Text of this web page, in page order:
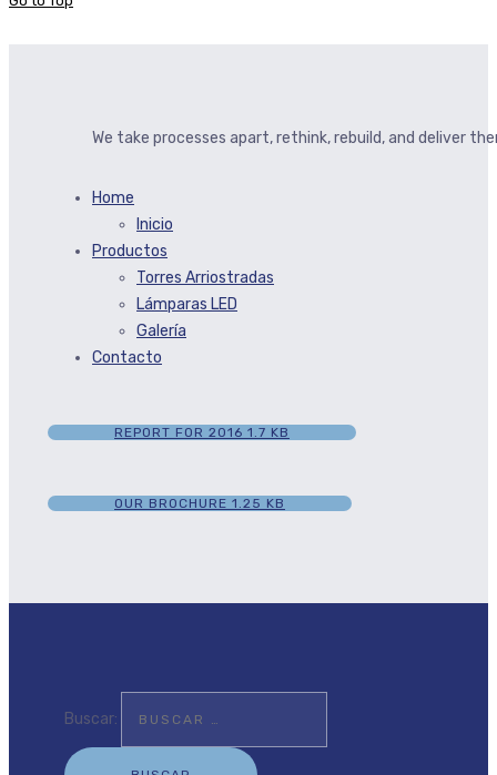
We take processes apart, rethink, rebuild, and deliver
Home
Inicio
Productos
Torres Arriostradas
Lámparas LED
Galería
Contacto
REPORT FOR 2016 1.7 KB
OUR BROCHURE 1.25 KB
Buscar: